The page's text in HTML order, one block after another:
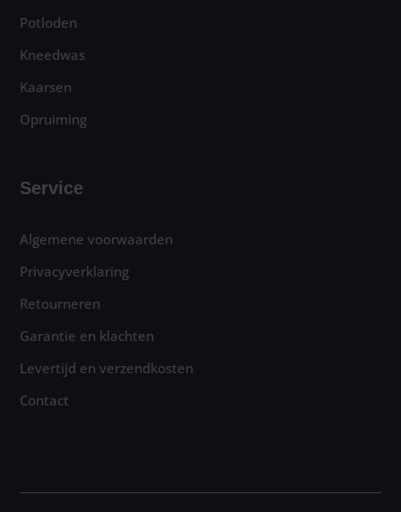
Potloden
Kneedwas
Kaarsen
Opruiming
Service
Algemene voorwaarden
Privacyverklaring
Retourneren
Garantie en klachten
Levertijd en verzendkosten
Contact